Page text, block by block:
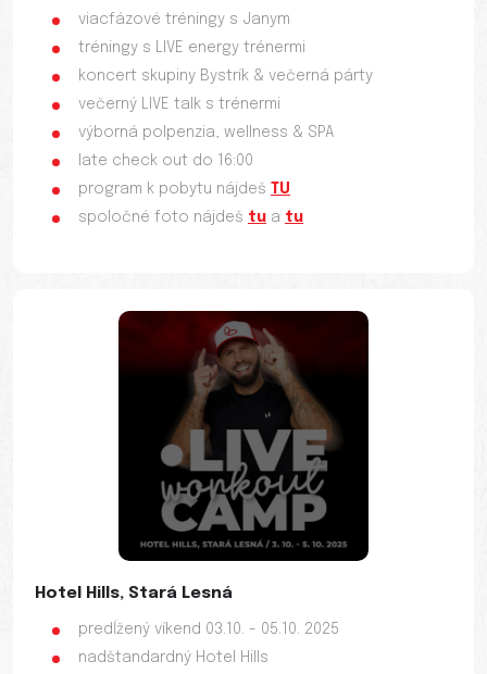
viacfázové tréningy s Janym
tréningy s LIVE energy trénermi
koncert skupiny Bystrík & večerná párty
večerný LIVE talk s trénermi
výborná polpenzia, wellness & SPA
late check out do 16:00
program k pobytu nájdeš
TU
spoločné foto nájdeš tu a tu
Hotel Hills, Stará Lesná
predĺžený víkend 03.10. - 05.10. 2025
nadštandardný Hotel Hills